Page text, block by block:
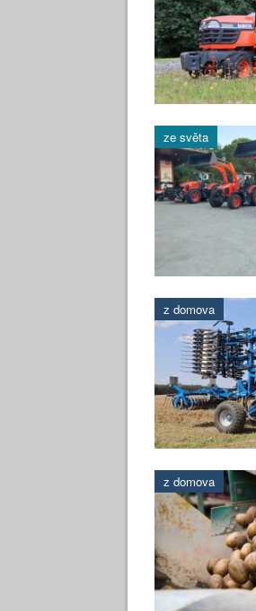
ze světa
z domova
z domova